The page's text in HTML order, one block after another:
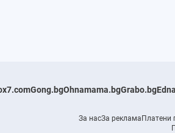
Gong.bgOhnamama.bgGrabo.bg
За насЗа рекламаПлатени